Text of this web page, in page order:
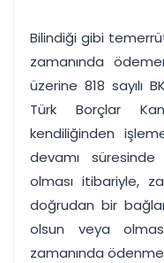
Bilindiği gibi
zamanında
üzerine 818 sayılı
Türk Borçlar
kendiliğinden
devamı süresinde
olması itibariyle,
doğrudan bir
olsun veya
zamanında